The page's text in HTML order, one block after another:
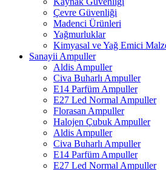
Çevre Güvenliği
Madenci Ürünleri
Yağmurluklar
Kimyasal ve Yağ Emici
Sanayii Ampuller
Aldis Ampuller
Civa Buharlı Ampuller
E14 Parfüm Ampuller
E27 Led Normal Ampuller
Florasan Ampuller
Halojen Çubuk Ampuller
Aldis Ampuller
Civa Buharlı Ampuller
E14 Parfüm Ampuller
E27 Led Normal Ampuller